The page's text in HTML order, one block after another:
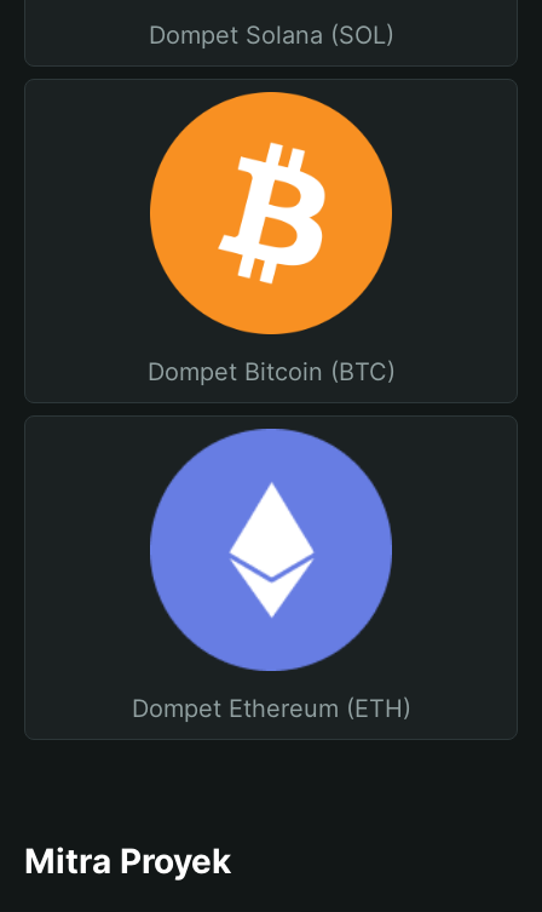
Dompet Solana (SOL)
Dompet Bitcoin (BTC)
Dompet Ethereum (ETH)
Mitra Proyek